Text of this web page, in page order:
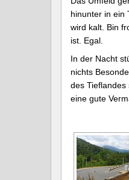
hinunter in ein
wird kalt. Bin
ist. Egal.
In der Nacht
nichts
des
eine gute